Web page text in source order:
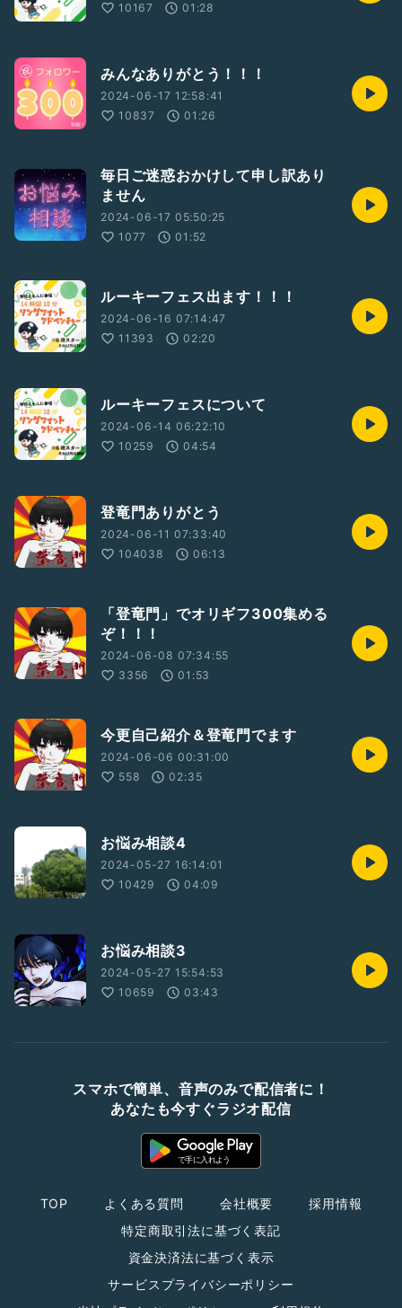
10167
01:28
みんなありがとう！！！
2024-06-17 12:58:41
10837
01:26
毎日ご迷惑おかけして申し訳あり
ません
2024-06-17 05:50:25
1077
01:52
ルーキーフェス出ます！！！
2024-06-16 07:14:47
11393
02:20
ルーキーフェスについて
2024-06-14 06:22:10
10259
04:54
登竜門ありがとう
2024-06-11 07:33:40
104038
06:13
「登竜門」でオリギフ300集める
ぞ！！！
2024-06-08 07:34:55
3356
01:53
今更自己紹介＆登竜門でます
2024-06-06 00:31:00
558
02:35
お悩み相談4
2024-05-27 16:14:01
10429
04:09
お悩み相談3
2024-05-27 15:54:53
10659
03:43
スマホで簡単、音声のみで配信者に！
あなたも今すぐラジオ配信
TOP よくある質問 会社概要
採用情報
特定商取引法に基づく表記
資金決済法に基づく表示
サービスプライバシーポリシー